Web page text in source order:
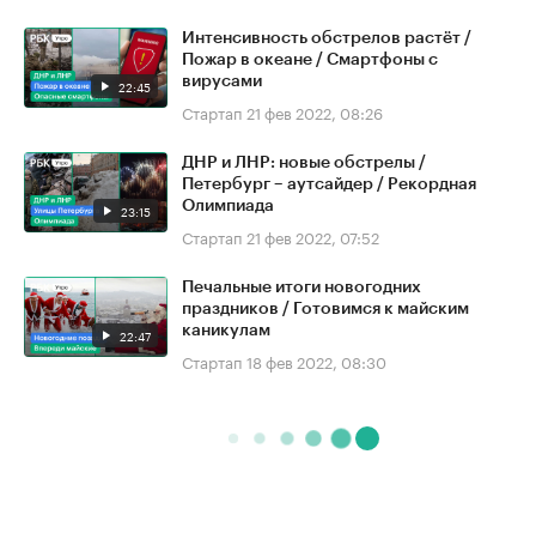
22:45
Интенсивность обстрелов растёт /
Пожар в океане / Смартфоны с
вирусами
Стартап 21 фев 2022, 08:26
23:15
ДНР и ЛНР: новые обстрелы /
Петербург – аутсайдер / Рекордная
Олимпиада
Стартап 21 фев 2022, 07:52
22:47
Печальные итоги новогодних
праздников / Готовимся к майским
каникулам
Стартап 18 фев 2022, 08:30